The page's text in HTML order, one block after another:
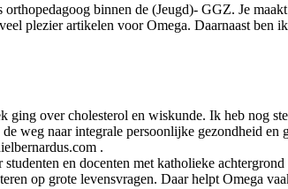
binnen de (Jeugd)- GGZ. Je
plezier artikelen voor Omega. Daarnaast ben
over cholesterol en wiskunde. Ik heb nog
weg naar integrale persoonlijke gezondheid en
.
en docenten met katholieke
op grote levensvragen. Daar helpt Omega